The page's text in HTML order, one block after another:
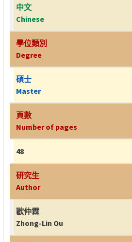
中文
Chinese
學位類別
Degree
碩士
Master
頁數
Number of pages
48
研究生
Author
歐仲霖
Zhong-Lin Ou